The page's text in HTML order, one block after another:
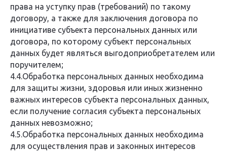
права на уступку прав (требований) по такому
договору, а также для заключения договора по
инициативе субъекта персональных данных или
договора, по которому субъект персональных
данных будет являться выгодоприобретателем или
поручителем;
4.4.Обработка персональных данных необходима
для защиты жизни, здоровья или иных жизненно
важных интересов субъекта персональных данных,
если получение согласия субъекта персональных
данных невозможно;
4.5.Обработка персональных данных необходима
для осуществления прав и законных интересов